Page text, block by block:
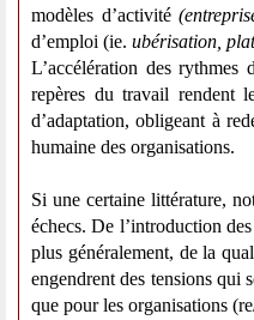
modèles d’activité
d’emploi (ie. ubérisation,
L’accélération des
repères du travail rendent
d’adaptation, obligeant à
humaine des organisations.
Si une certaine littérature,
échecs. De l’introduction
plus généralement, de la
engendrent des tensions qui
que pour les organisations